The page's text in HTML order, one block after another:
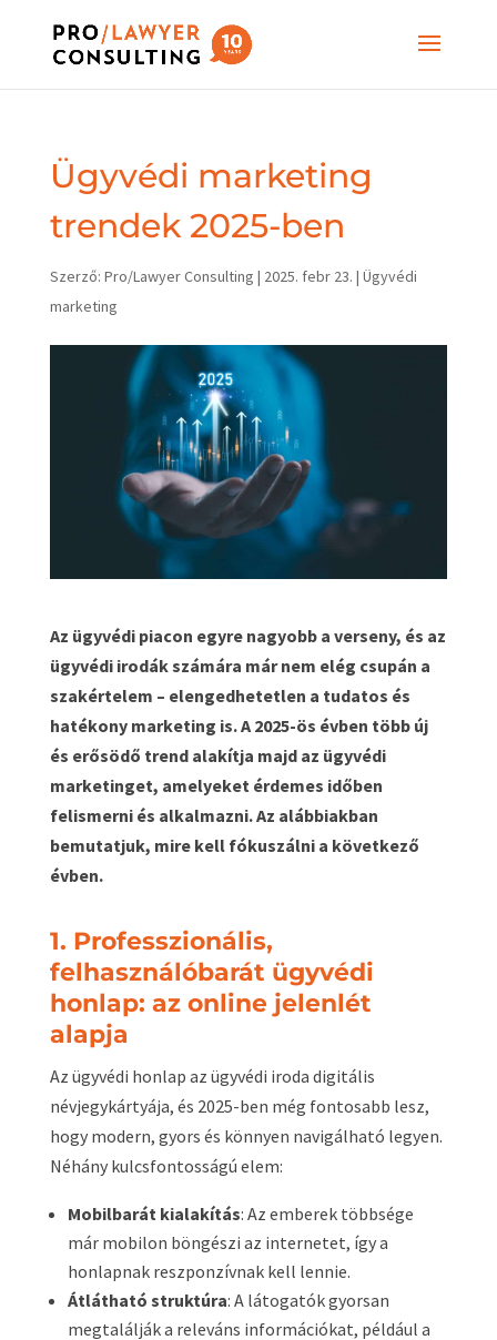
Ügyvédi marketing
trendek 2025-ben
Szerző: Pro/Lawyer Consulting | 2025. febr 23. | Ügyvédi
marketing
Az ügyvédi piacon egyre nagyobb a verseny, és az
ügyvédi irodák számára már nem elég csupán a
szakértelem – elengedhetetlen a tudatos és
hatékony marketing is. A 2025-ös évben több új
és erősödő trend alakítja majd az ügyvédi
marketinget, amelyeket érdemes időben
felismerni és alkalmazni. Az alábbiakban
bemutatjuk, mire kell fókuszálni a következő
évben.
1. Professzionális,
felhasználóbarát ügyvédi
honlap: az online jelenlét
alapja
Az ügyvédi honlap az ügyvédi iroda digitális
névjegykártyája, és 2025-ben még fontosabb lesz,
hogy modern, gyors és könnyen navigálható legyen.
Néhány kulcsfontosságú elem:
Mobilbarát kialakítás: Az emberek többsége
már mobilon böngészi az internetet, így a
honlapnak reszponzívnak kell lennie.
Átlátható struktúra: A látogatók gyorsan
megtalálják a releváns információkat, például a